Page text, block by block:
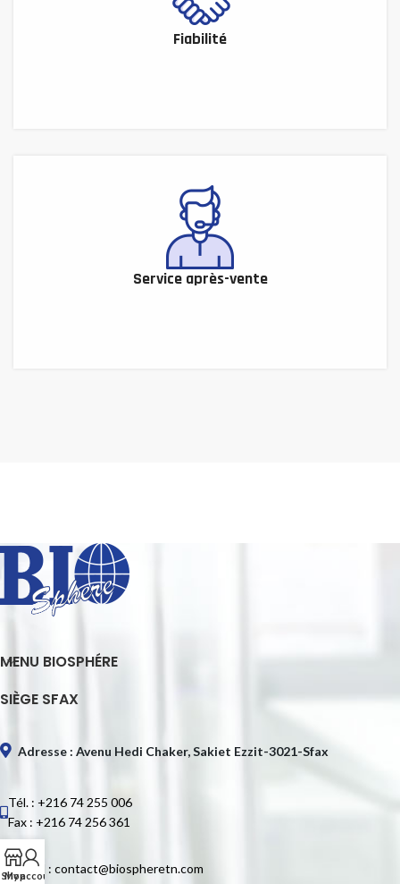
Fiabilité
Service après-vente
MENU BIOSPHÉRE
SIÈGE SFAX
Adresse : Avenu Hedi Chaker, Sakiet Ezzit-3021-Sfax
Tél. : +216 74 255 006
Fax : +216 74 256 361
E-mail : contact@biospheretn.com
Shop
My account